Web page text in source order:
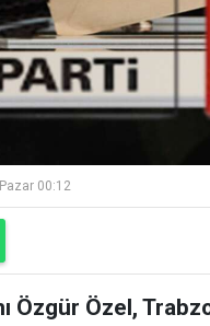
00:12
Özgür Özel,